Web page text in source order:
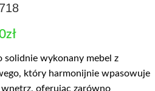
zł
solidnie wykonany mebel z
który harmonijnie wpasowuje
oferując zarówno